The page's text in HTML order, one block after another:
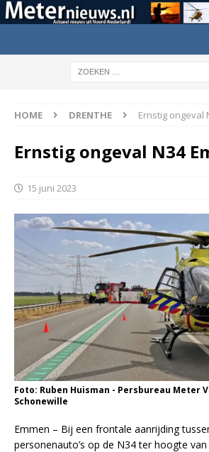
HOME DRENTHE Ernstig ongeval
Ernstig ongeval N34
15 juni 2023
Foto: Ruben Huisman - Persbureau Meter
Schonewille
Emmen – Bij een frontale aanrijding
personenauto’s op de N34 ter hoogte